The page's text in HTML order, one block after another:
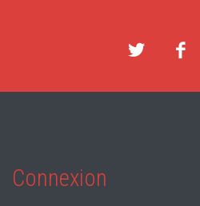
Connexion